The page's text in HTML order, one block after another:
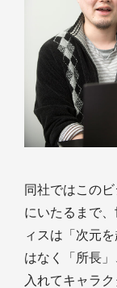
同社ではこの
にいたるまで
ィスは「次元
はなく「所長
入れてキャラ